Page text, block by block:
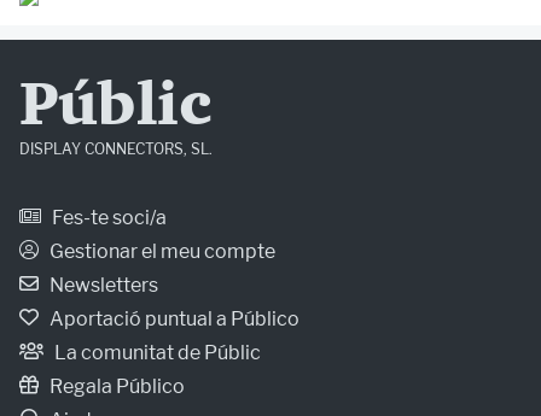
Públic
DISPLAY CONNECTORS, SL.
Fes-te soci/a
Gestionar el meu compte
Newsletters
Aportació puntual a Público
La comunitat de Públic
Regala Público